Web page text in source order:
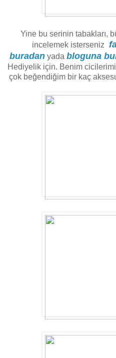
Yine bu serinin tabakları,
incelemek isterseniz
buradanyada bloguna
Hediyelik için. Benim
çok beğendiğim bir kaç